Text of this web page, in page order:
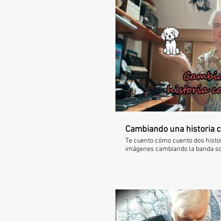
Cambiando una historia
Te cuento cómo cuento dos
imágenes cambiando la banda